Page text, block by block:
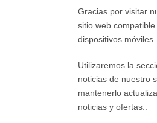
Gracias por visitar
sitio web compatible
dispositivos móviles..
Utilizaremos la
noticias de nuestro
mantenerlo
noticias y ofertas..